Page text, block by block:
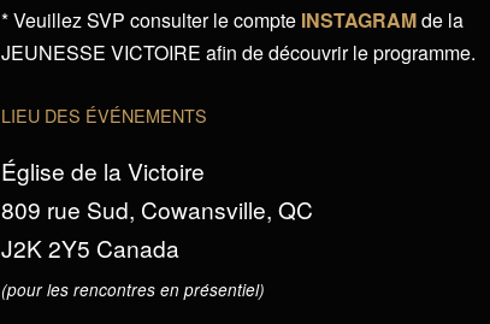
* Veuillez SVP consulter le compte INSTAGRAMde la
JEUNESSE VICTOIRE afin de découvrir le programme.
LIEU DES ÉVÉNEMENTS
Église de la Victoire
809 rue Sud, Cowansville, QC
J2K 2Y5 Canada
(pour les rencontres en présentiel)